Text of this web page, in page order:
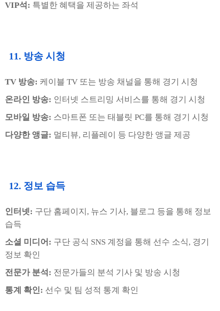
VIP석: 특별한 혜택을 제공하는 좌석
11. 방송 시청
TV 방송: 케이블 TV 또는 방송 채널을 통해 경기 시청
온라인 방송: 인터넷 스트리밍 서비스를 통해 경기 시청
모바일 방송: 스마트폰 또는 태블릿 PC를 통해 경기 시청
다양한 앵글: 멀티뷰, 리플레이 등 다양한 앵글 제공
12. 정보 습득
인터넷: 구단 홈페이지, 뉴스 기사, 블로그 등을 통해 정보
습득
소셜 미디어: 구단 공식 SNS 계정을 통해 선수 소식, 경기
정보 확인
전문가 분석: 전문가들의 분석 기사 및 방송 시청
통계 확인: 선수 및 팀 성적 통계 확인